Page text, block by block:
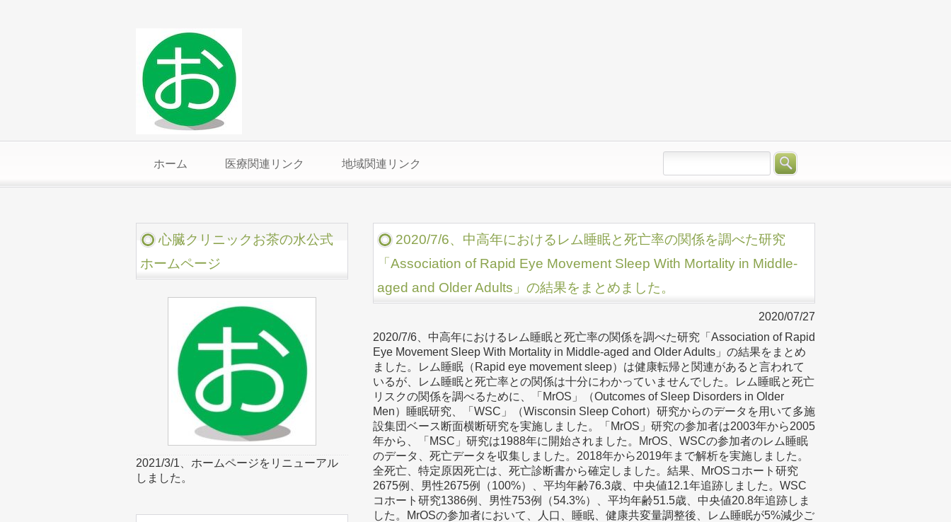
ホーム 医療関連リンク 地域関連リンク
2020/7/6、中高年におけるレム睡眠と死亡率の関係を調べた研究
「Association of Rapid Eye Movement Sleep With Mortality in Middle-
aged and Older Adults」の結果をまとめました。
2020/07/27
2020/7/6、中高年におけるレム睡眠と死亡率の関係を調べた研究「Association of Rapid
Eye Movement Sleep With Mortality in Middle-aged and Older Adults」の結果をまとめ
ました。レム睡眠（Rapid eye movement sleep）は健康転帰と関連があると言われて
いるが、レム睡眠と死亡率との関係は十分にわかっていませんでした。レム睡眠と死亡
リスクの関係を調べるために、「MrOS」（Outcomes of Sleep Disorders in Older
Men）睡眠研究、「WSC」（Wisconsin Sleep Cohort）研究からのデータを用いて多施
設集団ベース断面横断研究を実施しました。「MrOS」研究の参加者は2003年から2005
年から、「MSC」研究は1988年に開始されました。MrOS、WSCの参加者のレム睡眠
のデータ、死亡データを収集しました。2018年から2019年まで解析を実施しました。
全死亡、特定原因死亡は、死亡診断書から確定しました。結果、MrOSコホート研究
2675例、男性2675例（100%）、平均年齢76.3歳、中央値12.1年追跡しました。WSC
コホート研究1386例、男性753例（54.3%）、平均年齢51.5歳、中央値20.8年追跡しま
した。MrOSの参加者において、人口、睡眠、健康共変量調整後、レム睡眠が5%減少ご
心臓クリニックお茶の水公式
ホームページ
2021/3/1、ホームページをリニューアル
しました。